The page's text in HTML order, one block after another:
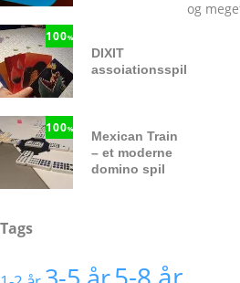
100%
DIXIT
assoiationsspil
100%
Mexican Train
– et moderne
domino spil
Tags
og